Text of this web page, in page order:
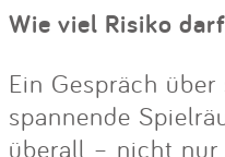
Wie viel Risiko
Ein Gespräch
spannende
überall – nicht nur